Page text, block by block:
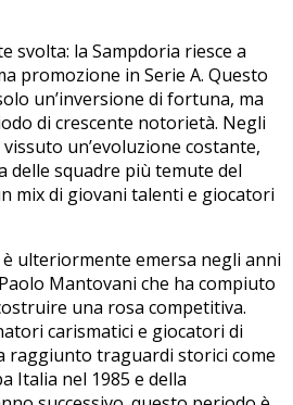
‍svolta: la Sampdoria riesce⁤ a
promozione in⁣ Serie A.​ Questo
un’inversione di fortuna,⁢ ma
di crescente notorietà. Negli
vissuto un’evoluzione costante,
delle ⁣squadre più temute del
mix di⁤ giovani ‍talenti e giocatori
ulteriormente emersa negli anni
Mantovani che ha compiuto
una rosa competitiva.​
carismatici e giocatori di
raggiunto traguardi storici ⁢come
Italia nel 1985 e della